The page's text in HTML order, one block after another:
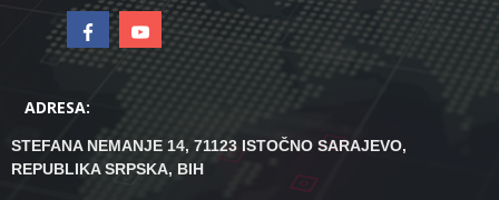
ADRESA:
STEFANA NEMANJE 14, 71123 ISTOČNO SARAJEVO,
REPUBLIKA SRPSKA, BIH